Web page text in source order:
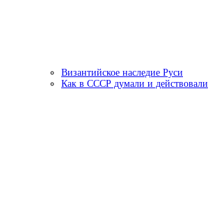
Византийское наследие Руси
Как в СССР думали и действовали